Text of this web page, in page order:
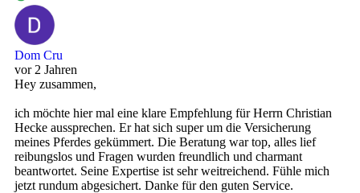
Dom Cru
vor 2 Jahren
Hey zusammen,
ich möchte hier mal eine klare Empfehlung für Herrn Christian
Hecke aussprechen. Er hat sich super um die Versicherung
meines Pferdes gekümmert. Die Beratung war top, alles lief
reibungslos und Fragen wurden freundlich und charmant
beantwortet. Seine Expertise ist sehr weitreichend. Fühle mich
jetzt rundum abgesichert. Danke für den guten Service.